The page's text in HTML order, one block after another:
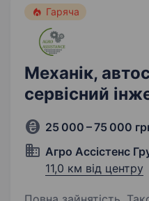
Гаряча
Механік,
сервісний
25 000 – 75 000
Агро Ассістенс
11,0 км від центру